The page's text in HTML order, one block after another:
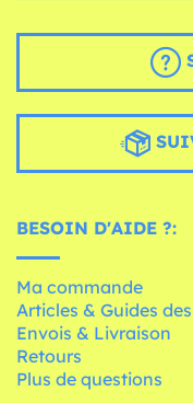
BESOIN D'AIDE ?:
Ma commande
Articles & Guides
Envois & Livraison
Retours
Plus de questions